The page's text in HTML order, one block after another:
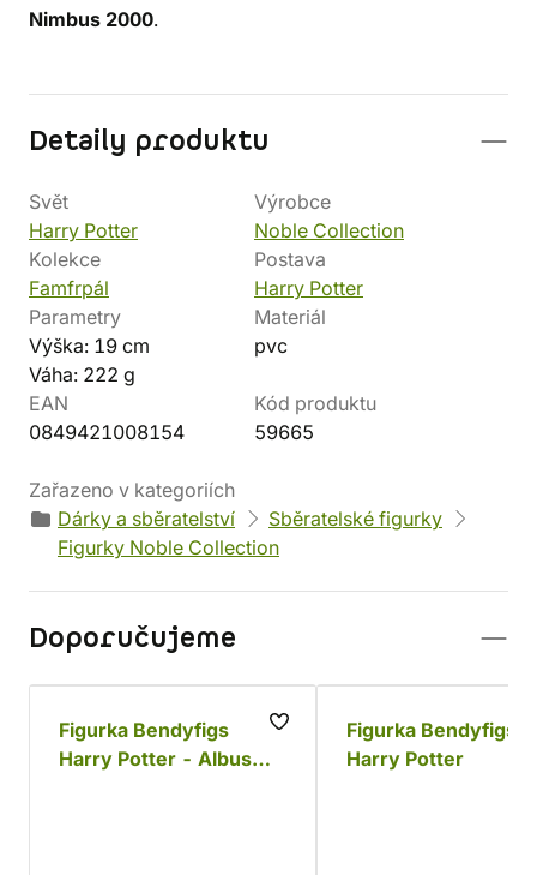
Nimbus 2000.
Detaily produktu
Svět
Harry Potter
Výrobce
Noble Collection
Kolekce
Famfrpál
Postava
Harry Potter
Parametry
Výška: 19 cm
Váha: 222 g
Materiál
pvc
EAN
0849421008154
Kód produktu
59665
Zařazeno v kategoriích
Dárky a sběratelství
Sběratelské figurky
Figurky Noble Collection
Doporučujeme
Figurka Bendyfigs
Harry Potter - Albus
Figurka Bendyfigs
Harry Potter